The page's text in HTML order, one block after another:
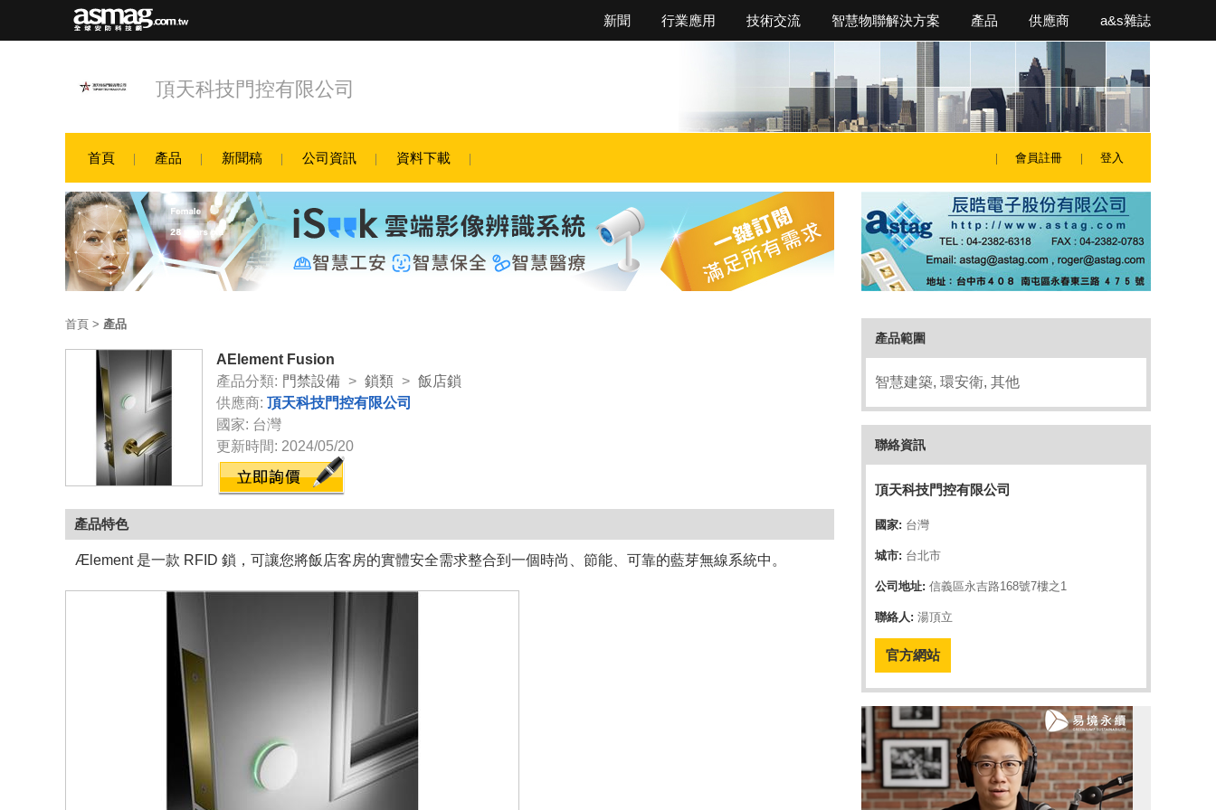
新聞 行業應用 技術交流 智慧物聯解決方案 產品 供應商 a&s雜誌
頂天科技門控有限公司
首頁 產品 新聞稿 公司資訊 資料下載 會員註冊 登入
產品範圍
智慧建築, 環安衛, 其他
聯絡資訊
頂天科技門控有限公司
國家: 台灣
城市: 台北市
公司地址: 信義區永吉路168號7樓之1
聯絡人: 湯頂立
官方網站
首頁 > 產品
AElement Fusion
產品分類: 門禁設備 > 鎖類 > 飯店鎖
供應商: 頂天科技門控有限公司
國家: 台灣
更新時間: 2024/05/20
產品特色
Ælement 是一款 RFID 鎖，可讓您將飯店客房的實體安全需求整合到一個時尚、節能、可靠的藍芽無線系統中。